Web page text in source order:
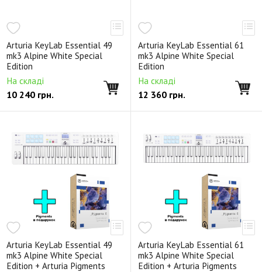
Arturia KeyLab Essential 49
mk3 Alpine White Special
Edition
На складі
10 240 грн.
Arturia KeyLab Essential 61
mk3 Alpine White Special
Edition
На складі
12 360 грн.
Arturia KeyLab Essential 49
mk3 Alpine White Special
Edition + Arturia Pigments
Arturia KeyLab Essential 61
mk3 Alpine White Special
Edition + Arturia Pigments